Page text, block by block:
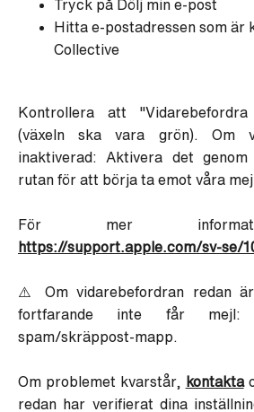
Tryck på Dölj min e-post
Hitta e-postadressen som är
Collective
Kontrollera att
(växeln ska vara grön). Om
inaktiverad: Aktivera det
rutan för att börja ta emot våra
För mer
https://support.apple.com/sv-se/
⚠️ Om vidarebefordran redan
fortfarande inte får mejl:
spam/skräppost-mapp.
Om problemet kvarstår, kontakta
redan har verifierat dina